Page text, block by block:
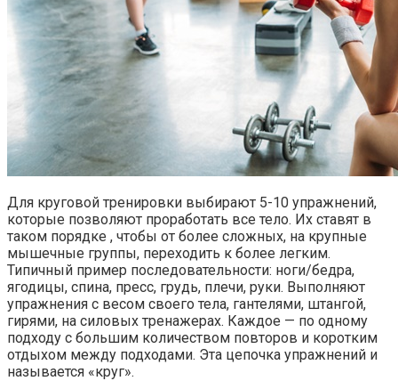
Для круговой тренировки выбирают 5-10 упражнений,
которые позволяют проработать все тело. Их ставят в
таком порядке , чтобы от более сложных, на крупные
мышечные группы, переходить к более легким.
Типичный пример последовательности: ноги/бедра,
ягодицы, спина, пресс, грудь, плечи, руки. Выполняют
упражнения с весом своего тела, гантелями, штангой,
гирями, на силовых тренажерах. Каждое — по одному
подходу с большим количеством повторов и коротким
отдыхом между подходами. Эта цепочка упражнений и
называется «круг».